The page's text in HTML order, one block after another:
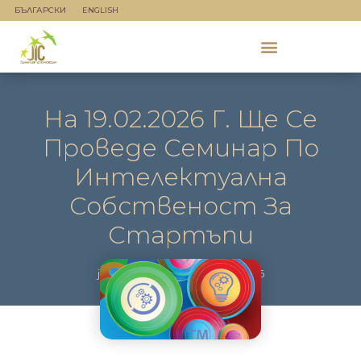
БЪЛГАРСКИ ENGLISH
На 19.02.2026 Г. Ще Се
Проведе Семинар По
Интелектуална
Собственост За
Стартъпи
jicadmin януари 27, 2026